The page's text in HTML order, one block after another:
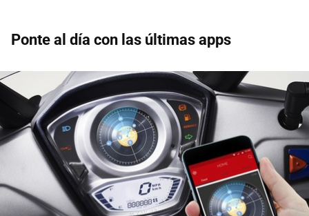
Ponte al día con las últimas apps